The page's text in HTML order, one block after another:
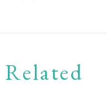
Related